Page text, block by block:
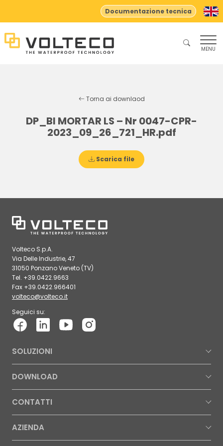
Documentazione tecnica
MENU
Torna ai downlaod
DP_BI MORTAR LS – Nr 0047-CPR-
2023_09_26_721_HR.pdf
Scarica file
Volteco S.p.A.
Via Delle Industrie, 47
31050 Ponzano Veneto (TV)
Tel. +39.0422.9663
Fax +39.0422.966401
volteco@volteco.it
Seguici su:
SOLUZIONI
DOWNLOAD
CONTATTI
AZIENDA